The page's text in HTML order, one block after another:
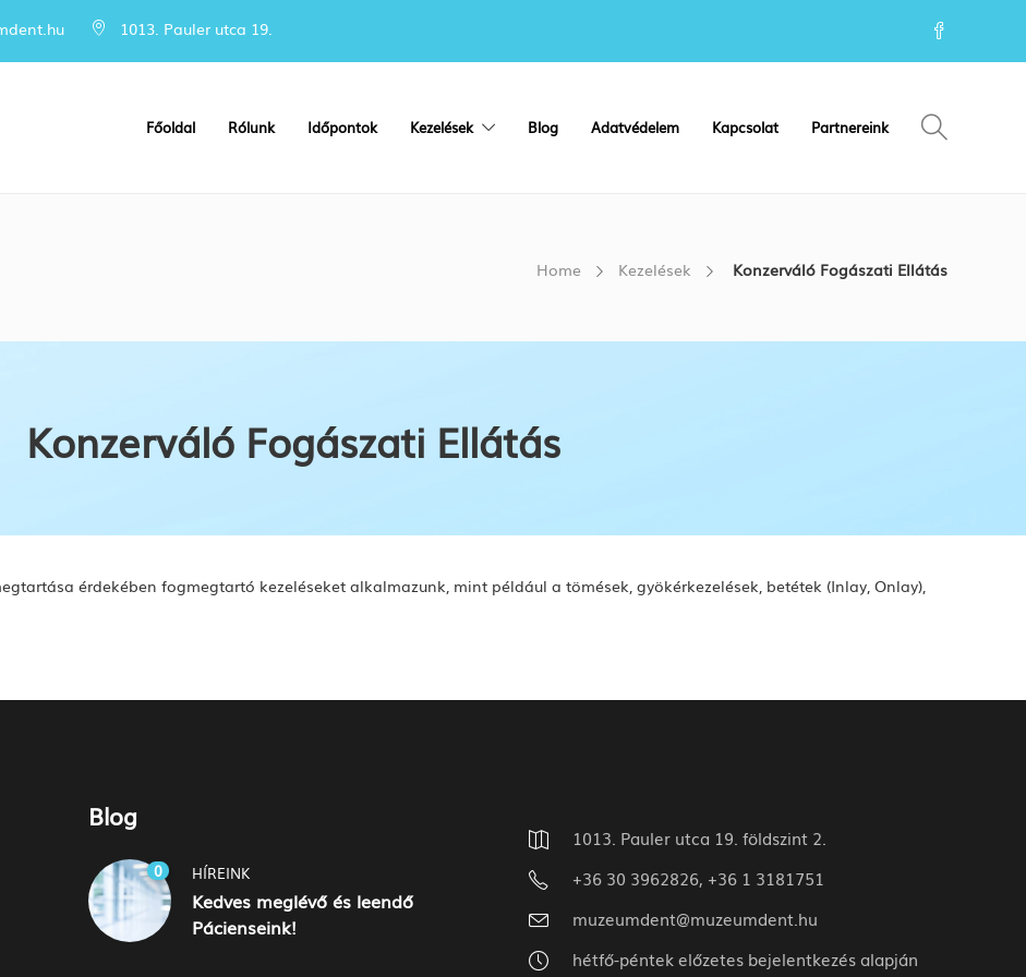
1013. Pauler utca 19.
Főoldal Rólunk Időpontok Kezelések Blog Adatvédelem Kapcsolat Partnereink
Home Kezelések Konzerváló Fogászati Ellátás
Konzerváló Fogászati Ellátás
érdekében fogmegtartó kezeléseket alkalmazunk, mint például a tömések, gyökérkezelések, betétek (Inlay, Onlay),
Blog
0 HÍREINK
Kedves meglévő és leendő
Pácienseink!
1013. Pauler utca 19. földszint 2.
+36 30 3962826, +36 1 3181751
muzeumdent@muzeumdent.hu
hétfő-péntek előzetes bejelentkezés alapján